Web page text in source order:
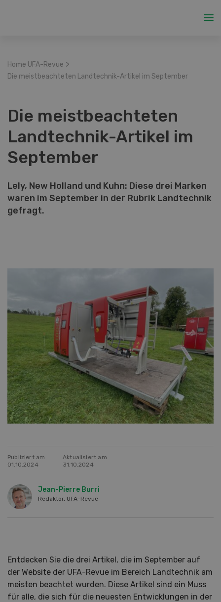
Home UFA-Revue >
Die meistbeachteten Landtechnik-Artikel im September
Die meistbeachteten
Landtechnik-Artikel im
September
Lely, New Holland und Kuhn: Diese drei Marken
waren im September in der Rubrik Landtechnik
gefragt.
Publiziert am
01.10.2024
Aktualisiert am
31.10.2024
Jean-Pierre Burri
Redaktor, UFA-Revue
Entdecken Sie die drei Artikel, die im September auf
der Website der UFA-Revue im Bereich Landtechnik am
meisten beachtet wurden. Diese Artikel sind ein Muss
für alle, die sich für die neuesten Entwicklungen in der